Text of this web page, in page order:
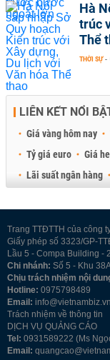
Hà
trúc
Thể
THỜI SỰ -
LIÊN KẾT NỔI
Giá vàng hôm nay
Tỷ giá euro
Giá
Lãi suất ngân hàng
Trang TTĐTTH của công
Giấy phép số 3323/GP-
Lầu 5 - Compa Building -
Chi nhánh: Số 5 - Khu
Chịu trách nhiệm nội
Hotline: 0975798489
Email: info@vietnambiz.vn
Trách nhiệm về thông tin
DỊCH VỤ QUẢNG CÁO
Tel: 0931589222 (Ms
Email: